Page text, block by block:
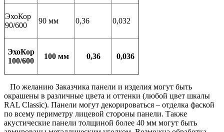
ЭхоКор
90/600
90 мм 0,36 0,032
ЭхоКор
100/600
100 мм 0,36 0,036
По желанию Заказчика панели и изделия могут быть
окрашены в различные цвета и оттенки (любой цвет шкалы
RAL Classic). Панели могут декорироваться – отделка фаской
по всему периметру лицевой стороны панели. Также
акустические панели толщиной более 40 мм могут быть